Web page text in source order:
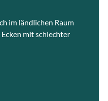
im ländlichen Raum
mit schlechter